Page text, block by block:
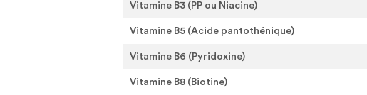
Vitamine B3 (PP ou Niacine)
Vitamine B5 (Acide pantothénique)
Vitamine B6 (Pyridoxine)
Vitamine B8 (Biotine)